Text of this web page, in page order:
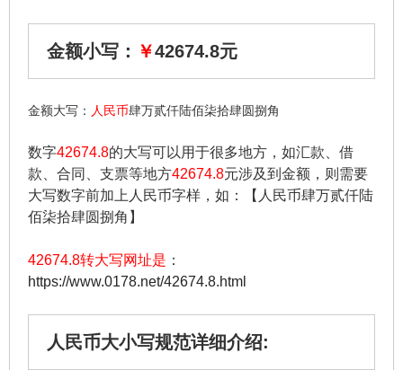
金额小写： ￥42674.8元
金额大写： 人民币肆万贰仟陆佰柒拾肆圆捌角
数字42674.8的大写可以用于很多地方，如汇款、借
款、合同、支票等地方42674.8元涉及到金额，则需要
大写数字前加上人民币字样，如：【人民币肆万贰仟陆
佰柒拾肆圆捌角】
42674.8转大写网址是 ：
https://www.0178.net/42674.8.html
人民币大小写规范详细介绍: